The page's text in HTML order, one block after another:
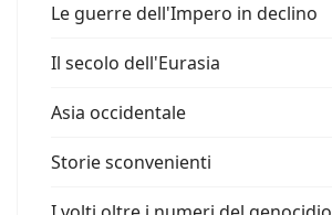
Le guerre dell'Impero in declino
Il secolo dell'Eurasia
Asia occidentale
Storie sconvenienti